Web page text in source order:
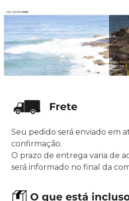
Seu pedido será enviado em
confirmação.
O prazo de entrega varia de
será informado no final da